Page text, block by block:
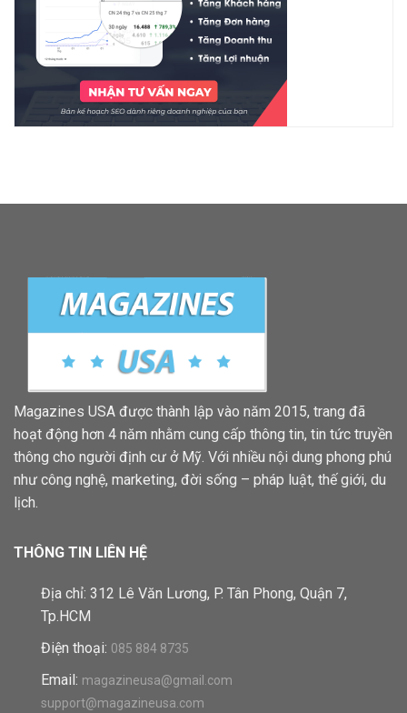
Magazines USA được thành lập vào năm 2015, trang đã
hoạt động hơn 4 năm nhằm cung cấp thông tin, tin tức truyền
thông cho người định cư ở Mỹ. Với nhiều nội dung phong phú
như công nghệ, marketing, đời sống – pháp luật, thế giới, du
lịch.
THÔNG TIN LIÊN HỆ
Địa chỉ: 312 Lê Văn Lương, P. Tân Phong, Quận 7,
Tp.HCM
Điện thoại: 085 884 8735
Email: magazineusa@gmail.com
support@magazineusa.com